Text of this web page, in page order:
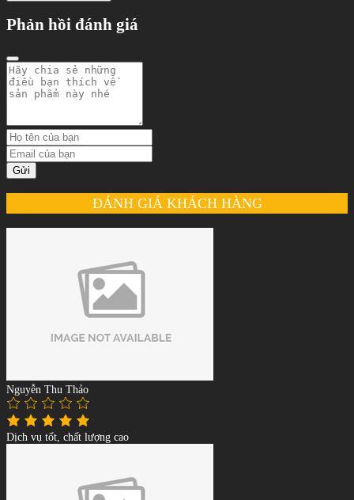
Phản hồi đánh giá
Gửi
ĐÁNH GIÁ KHÁCH HÀNG
Nguyễn Thu Thảo
Dịch vụ tốt, chất lượng cao